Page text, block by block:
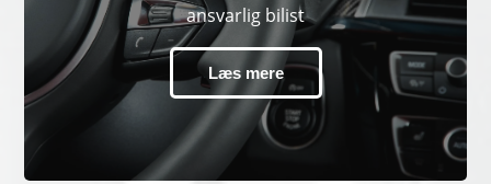
ansvarlig bilist
Læs mere